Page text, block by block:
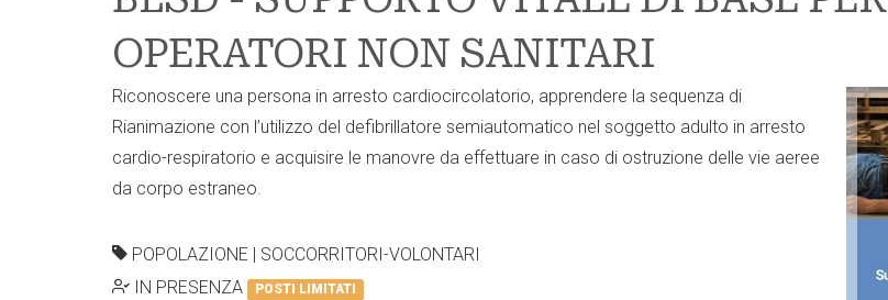
OPERATORI NON SANITARI
Riconoscere una persona in arresto cardiocircolatorio, apprendere la sequenza di
Rianimazione con l’utilizzo del defibrillatore semiautomatico nel soggetto adulto in arresto
cardio-respiratorio e acquisire le manovre da effettuare in caso di ostruzione delle vie aeree
da corpo estraneo.
POPOLAZIONE | SOCCORRITORI-VOLONTARI
IN PRESENZA
POSTI LIMITATI